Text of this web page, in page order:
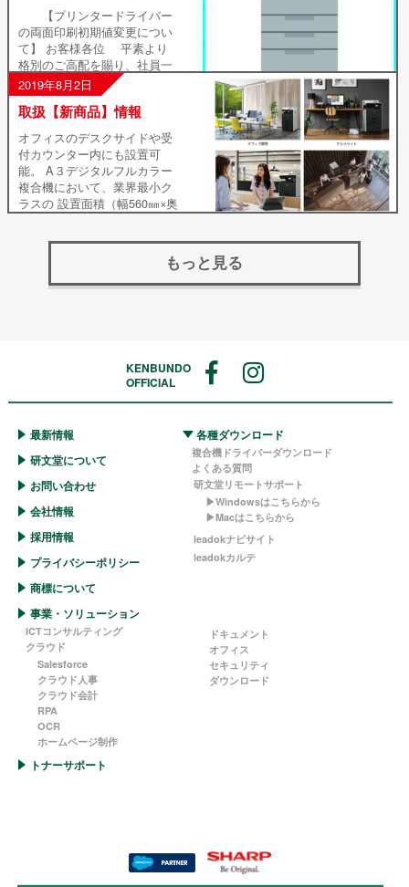
【プリンタードライバー
の両面印刷初期値変更につい
て】 お客様各位 平素より
格別のご高配を賜り、社員一
同厚く御礼申し上げます。 弊
社で取り扱っております、シ
ャープ株式会社の複合機に関
しまして 下記機種の2019年9
月 […]
2019年8月2日
取扱【新商品】情報
オフィスのデスクサイドや受
付カウンター内にも設置可
能。 A３デジタルフルカラー
複合機において、業界最小ク
ラスの 設置面積（幅560㎜×奥
行560㎜）を実現。 ～置き場
もっと見る
KENBUNDO
OFFICIAL
最新情報
研文堂について
お問い合わせ
会社情報
採用情報
プライバシーポリシー
商標について
事業・ソリューション
ICTコンサルティング
クラウド
Salesforce
クラウド人事
クラウド会計
RPA
OCR
ホームページ制作
ドキュメント
オフィス
セキュリティ
ダウンロード
各種ダウンロード
複合機ドライバーダウンロード
よくある質問
研文堂リモートサポート
▶︎Windowsはこちらから
▶︎Macはこちらから
leadokナビサイト
leadokカルテ
トナーサポート